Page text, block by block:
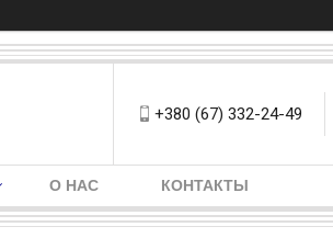
+380 (67) 332-24-49
О НАС КОНТАКТЫ